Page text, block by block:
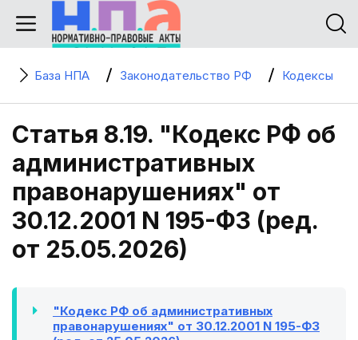
База НПА Законодательство РФ Кодексы
Статья 8.19. "Кодекс РФ об
административных
правонарушениях" от
30.12.2001 N 195-ФЗ (ред.
от 25.05.2026)
"Кодекс РФ об административных
правонарушениях" от 30.12.2001 N 195-ФЗ